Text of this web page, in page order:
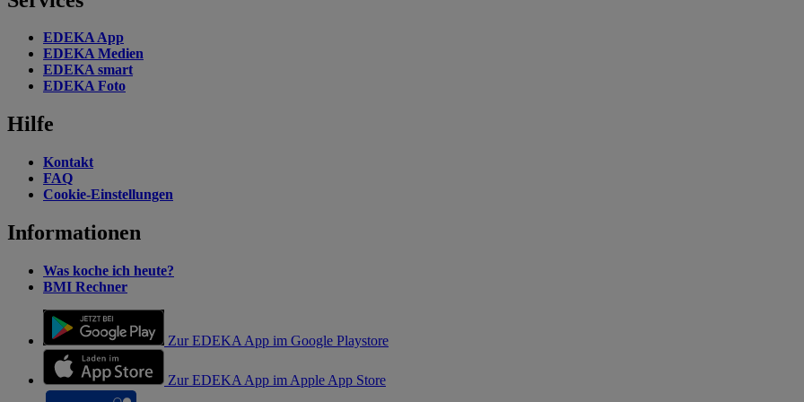
EDEKA App
EDEKA Medien
EDEKA smart
EDEKA Foto
Hilfe
Kontakt
FAQ
Cookie-Einstellungen
Informationen
Was koche ich heute?
BMI Rechner
Zur EDEKA App im Google Playstore
Zur EDEKA App im Apple App Store